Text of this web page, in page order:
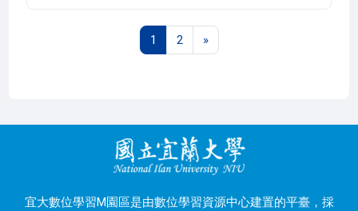
1 第 1 頁
2第 2 頁
»下一頁
宜大數位學習M園區是由數位學習資源中心建置的平臺，採